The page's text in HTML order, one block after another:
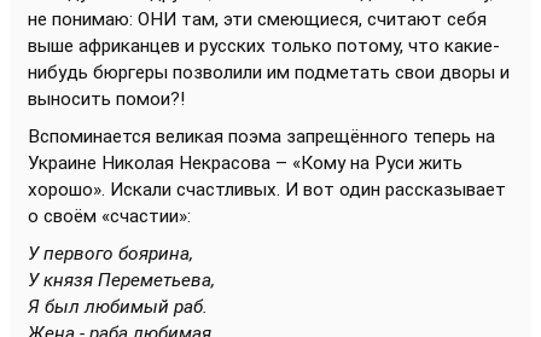
не понимаю: ОНИ там, эти смеющиеся, считают себя
выше африканцев и русских только потому, что какие-
нибудь бюргеры позволили им подметать свои дворы и
выносить помои?!
Вспоминается великая поэма запрещённого теперь на
Украине Николая Некрасова – «Кому на Руси жить
хорошо». Искали счастливых. И вот один рассказывает
о своём «счастии»:
У первого боярина,
У князя Переметьева,
Я был любимый раб.